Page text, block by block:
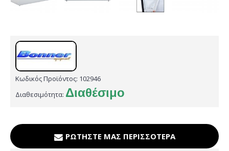
Κωδικός Προϊόντος: 102946
Διαθεσιμότητα: Διαθέσιμο
ΡΩΤΉΣΤΕ ΜΑΣ ΠΕΡΙΣΣΌΤΕΡΑ